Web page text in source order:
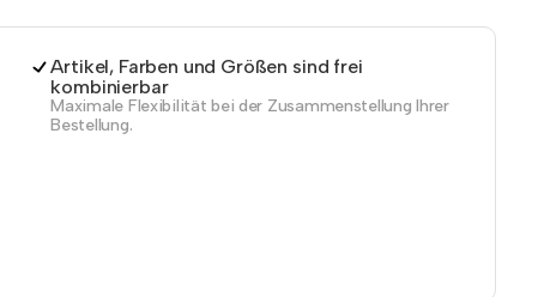
Artikel, Farben und Größen sind frei
kombinierbar
Maximale Flexibilität bei der Zusammenstellung Ihrer
Bestellung.